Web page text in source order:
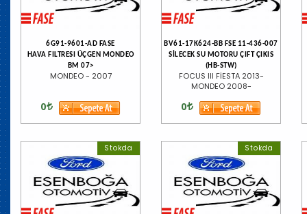
6G91-9601-AD FASE
HAVA FILTRESI ÜÇGEN MONDEO
BM 07>
MONDEO - 2007
0
BV61-17K624-BB FSE 11-436-007
SİLECEK SU MOTORU ÇIFT ÇIKIS
(HB-STW)
FOCUS III FİESTA 2013-
MONDEO 2008-
0
Stokda Stokda